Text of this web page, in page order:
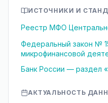
ИСТОЧНИКИ И
Реестр МФО
Федеральный закон №
микрофинансовой
Банк России — раздел
АКТУАЛЬНОСТЬ